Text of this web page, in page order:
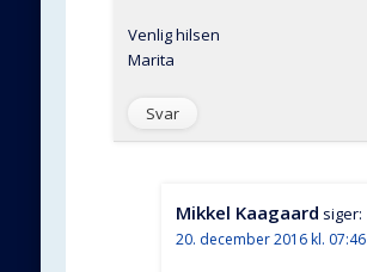
Venlig hilsen
Marita
Svar
Mikkel Kaagaard siger:
20. december 2016 kl. 07:46